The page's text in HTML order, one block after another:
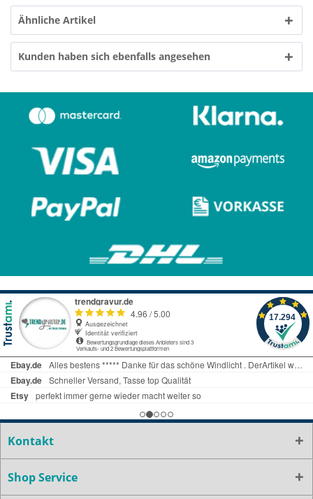
Ähnliche Artikel
Kunden haben sich ebenfalls angesehen
Kontakt
Shop Service